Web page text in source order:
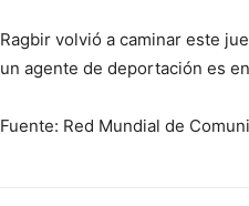
Ragbir volvió a caminar este
un agente de deportación es
Fuente: Red Mundial de